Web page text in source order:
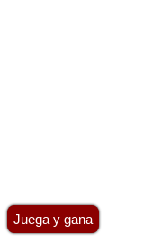
Juega y gana